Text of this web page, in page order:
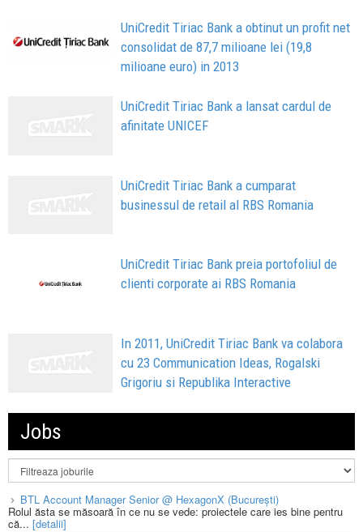
UniCredit Tiriac Bank a obtinut un profit net
consolidat de 87,7 milioane lei (19,8
milioane euro) in 2013
UniCredit Tiriac Bank a lansat cardul de
afinitate UNICEF
UniCredit Tiriac Bank a cumparat
businessul de retail al RBS Romania
UniCredit Tiriac Bank preia portofoliul de
clienti corporate ai RBS Romania
In 2011, UniCredit Tiriac Bank va colabora
cu 23 Communication Ideas, Rogalski
Grigoriu si Republika Interactive
Jobs
BTL Account Manager Senior @ HexagonX (București)
Rolul ăsta se măsoară în ce nu se vede: proiectele care ies bine pentru
că... [detalii]